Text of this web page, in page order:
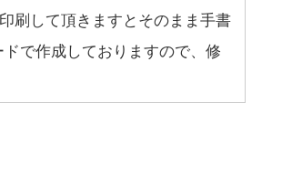
刷して頂きますとそのまま手書
で作成しておりますので、修